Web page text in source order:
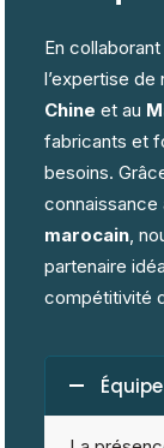
En
l’expertise
Chine et au
fabricants et
besoins.
marocain,
partenaire
compétitivité